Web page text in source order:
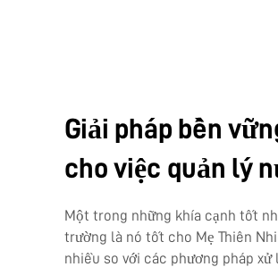
Giải pháp bền
cho việc quản lý
Một trong những khía cạnh tốt
trường là nó tốt cho Mẹ Thiên
nhiều so với các phương pháp